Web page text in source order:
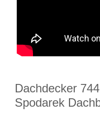
Dachdecker
Spodarek